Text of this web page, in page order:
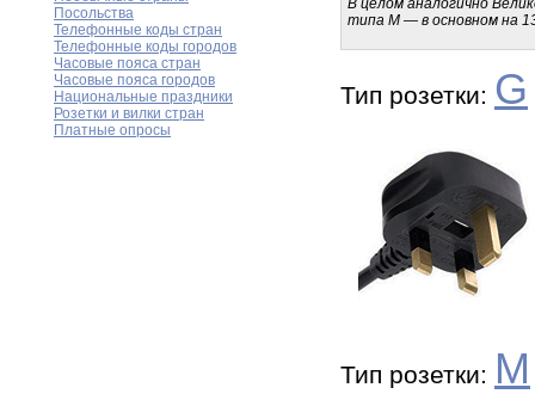
Посольства
Телефонные коды стран
Телефонные коды городов
Часовые пояса стран
Часовые пояса городов
Национальные праздники
Розетки и вилки стран
Платные опросы
В целом аналогично
типа M — в основном на
Тип розетки: G
Тип розетки: M